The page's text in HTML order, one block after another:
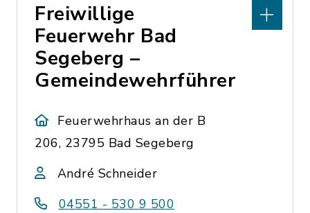
Freiwillige
Feuerwehr Bad
Segeberg –
Gemeindewehrführer
Feuerwehrhaus an der B
206, 23795 Bad Segeberg
André Schneider
04551 - 530 9 500